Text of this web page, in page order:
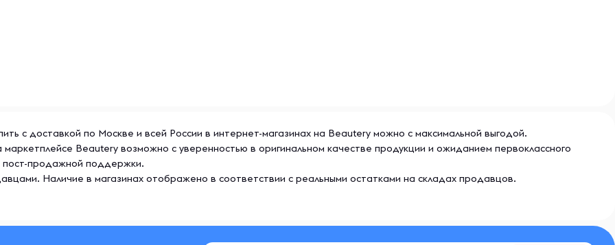
с доставкой по Москве и всей России в интернет-магазинах на Beautery можно с максимальной выгодой.
Beautery возможно с уверенностью в оригинальном качестве продукции и ожиданием первоклассного
пост-продажной поддержки.
Наличие в магазинах отображено в соответствии с реальными остатками на складах продавцов.